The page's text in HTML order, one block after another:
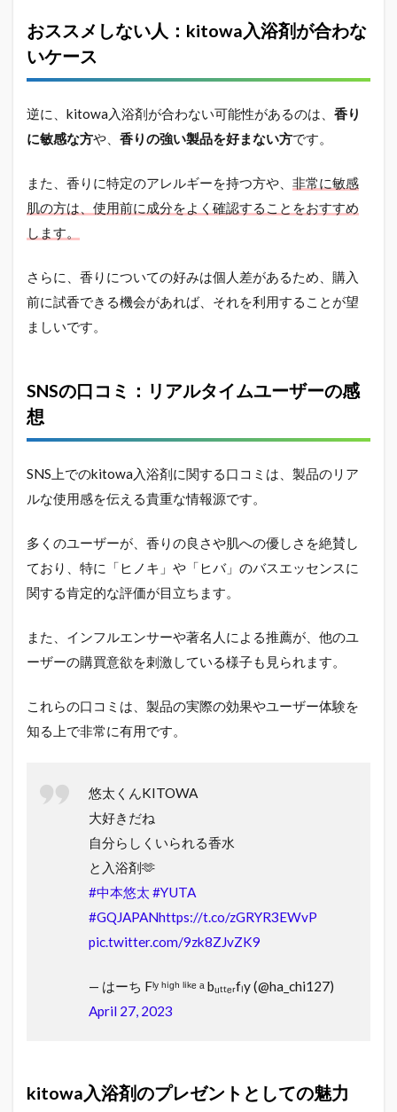
おススメしない人：kitowa入浴剤が合わな
いケース
逆に、kitowa入浴剤が合わない可能性があるのは、 香り
に敏感な方や、 香りの強い製品を好まない方です。
また、香りに特定のアレルギーを持つ方や、 非常に敏感
肌の方は、使用前に成分をよく確認することをおすすめ
します。
さらに、香りについての好みは個人差があるため、購入
前に試香できる機会があれば、それを利用することが望
ましいです。
SNSの口コミ：リアルタイムユーザーの感
想
SNS上でのkitowa入浴剤に関する口コミは、製品のリア
ルな使用感を伝える貴重な情報源です。
多くのユーザーが、香りの良さや肌への優しさを絶賛し
ており、特に「ヒノキ」や「ヒバ」のバスエッセンスに
関する肯定的な評価が目立ちます。
また、インフルエンサーや著名人による推薦が、他のユ
ーザーの購買意欲を刺激している様子も見られます。
これらの口コミは、製品の実際の効果やユーザー体験を
知る上で非常に有用です。
悠太くんKITOWA
大好きだね
自分らしくいられる香水
と入浴剤🫶
#中本悠太 #YUTA
#GQJAPANhttps://t.co/zGRYR3EWvP
pic.twitter.com/9zk8ZJvZK9
— はーち ︎︎︎︎︎Fˡʸ ʰⁱᵍʰ ˡⁱᵏᵉ ᵃ bᵤₜₜₑᵣfₗy (@ha_chi127)
April 27, 2023
kitowa入浴剤のプレゼントとしての魅力